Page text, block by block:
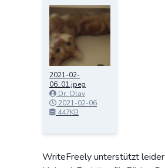
2021-02-
06_01.jpeg
Dr. Olav
Schettler
2021-02-06
22:32:02
447KB
WriteFreely unterstützt